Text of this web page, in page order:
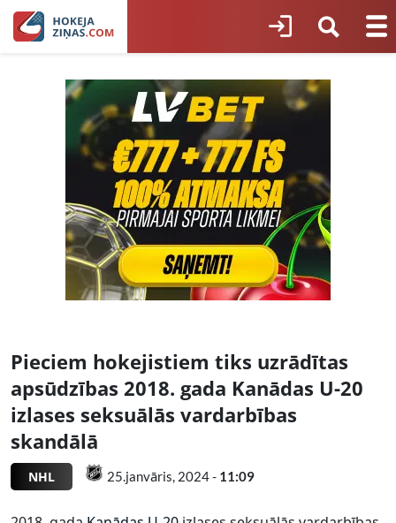
Pieciem hokejistiem tiks uzrādītas
apsūdzības 2018. gada Kanādas U-20
izlases seksuālās vardarbības
skandālā
NHL 25.janvāris, 2024 - 11:09